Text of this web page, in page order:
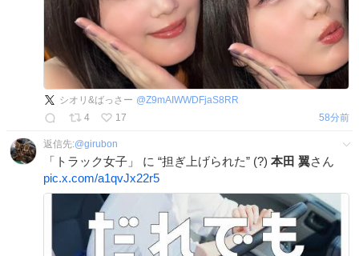
シオリ&ばっさー @Z9mAIWWDFjaS8RR
4
17 58分前
返信先:@girubon
「トラック女子」 に “担ぎ上げられた” (?) 本田 翼さん
pic.x.com/a1qvJx22r5